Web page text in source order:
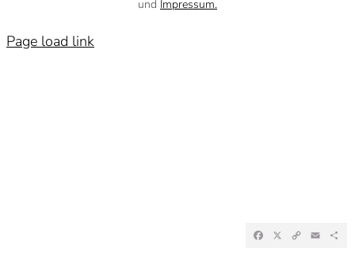
und Impressum.
Page load link
Facebook
X CopyEmail